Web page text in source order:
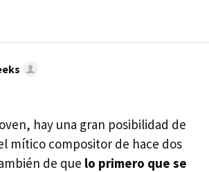
hay una gran posibilidad de
mítico compositor de hace dos
de que lo primero que se